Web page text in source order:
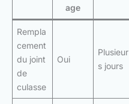
age
Rempla
cement
du joint
de
culasse
Oui
Plusieur
s jours